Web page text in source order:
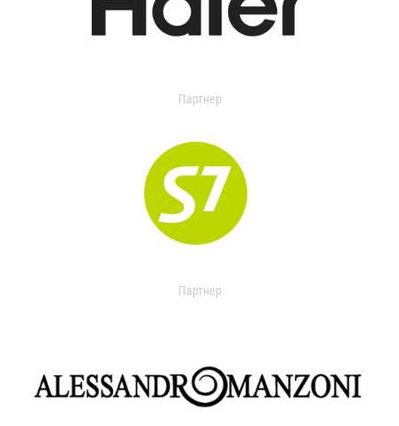
Партнер
Партнер